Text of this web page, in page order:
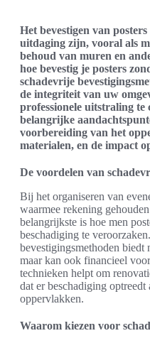
Het bevestigen van
uitdaging zijn, vooral als
behoud van muren en
hoe bevestig je posters
schadevrije
de integriteit van uw
professionele uitstraling te
belangrijke
voorbereiding van het
materialen, en de impact
De voordelen van
Bij het organiseren van
waarmee rekening
belangrijkste is hoe men
beschadiging te
bevestigingsmethoden biedt
maar kan ook financieel
technieken helpt om
dat er beschadiging optreedt
oppervlakken.
Waarom kiezen voor